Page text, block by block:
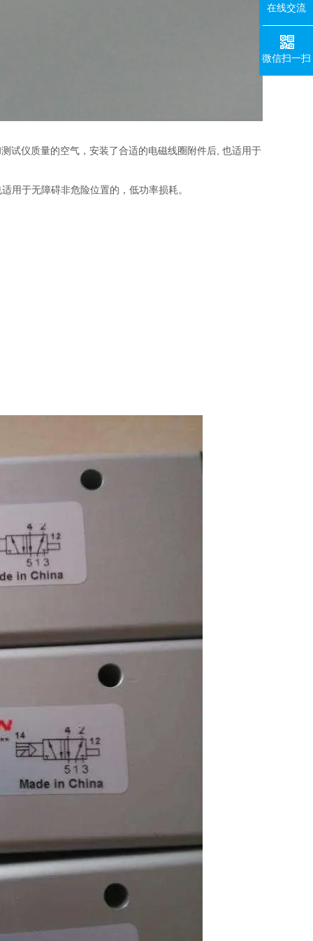
试仪质量的空气，安装了合适的电磁线圈附件后, 也适用于
用于无障碍非危险位置的，低功率损耗。
在线交流
微信扫一扫